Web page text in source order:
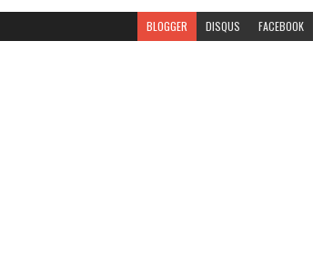
BLOGGER DISQUS FACEBOOK